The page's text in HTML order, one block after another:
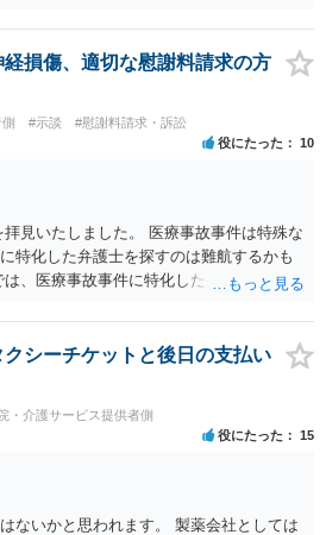
損傷、適切な慰謝料請求の方
#示談 #慰謝料請求・訴訟
役にたった 10
見いたしました。 医療事故事件は特殊な
特化した弁護士を探すのは難航するかも
、医療事故事件に特化した弁護士でなく
のですが、本件では過失自体には争いが
なポイントになります。 損害額に立証に
様の発想で考えればよいので、対応でき
今後の交渉については、ご自身で対応さ
が、相手方保険会社は容易に増額に応じ
としても、裁判基準での和解は難しい）
することにより提示額が大きく変わるこ
れば弁護士に依頼した上での交渉をお勧
シーチケットと後日の支払い
・介護サービス提供者側
役にたった 15
ないかと思われます。 製薬会社としては